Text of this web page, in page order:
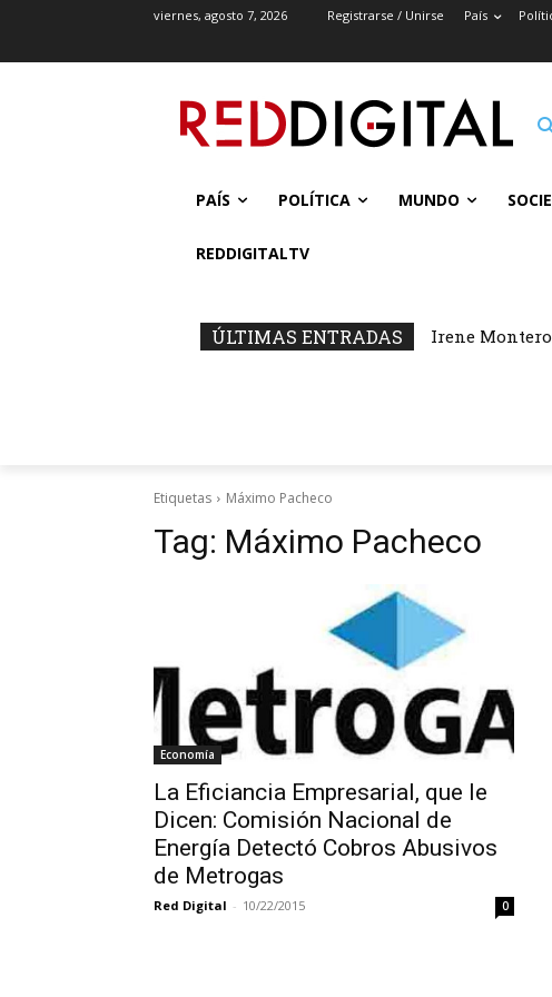
viernes, agosto 7, 2026 Registrarse / Unirse País
PAÍS POLÍTICA MUNDO
REDDIGITALTV
ÚLTIMAS ENTRADAS Irene
Etiquetas Máximo Pacheco
Tag: Máximo Pacheco
Economía
La Eficiancia Empresarial, que le
Dicen: Comisión Nacional de
Energía Detectó Cobros Abusivos
de Metrogas
Red Digital - 10/22/2015 0